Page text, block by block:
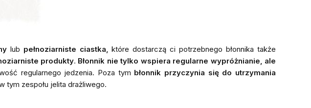
lub pełnoziarniste ciastka,
które dostarczą ci potrzebnego błonnika także
produkty. Błonnik nie tylko wspiera regularne wypróżnianie, ale
regularnego jedzenia. Poza tym błonnik przyczynia się do utrzymania
w tym zespołu jelita drażliwego.